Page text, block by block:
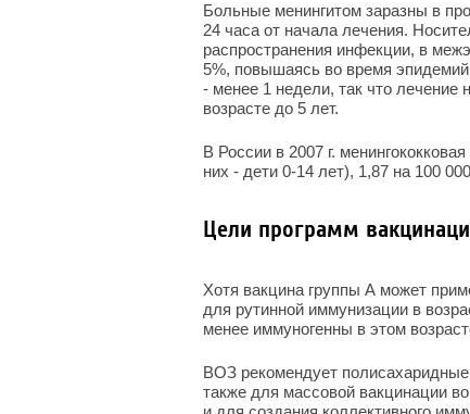
Больные менингитом заразны в
24 часа от начала лечения.
распространения инфекции, в
5%, повышаясь во время
- менее 1 недели, так что лечение
возрасте до 5 лет.
В России в 2007 г.
них - дети 0-14 лет), 1,87 на 100
Цели программ
Хотя вакцина группы А может
для рутинной иммунизации в
менее иммуногенны в этом
ВОЗ рекомендует
также для массовой вакцинации